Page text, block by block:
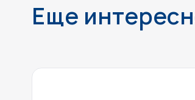
Еще